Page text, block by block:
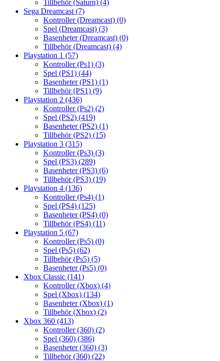
Tillbehör (Saturn) (4)
Sega Dreamcast (7)
Kontroller (Dreamcast) (0)
Spel (Dreamcast) (3)
Basenheter (Dreamcast) (0)
Tillbehör (Dreamcast) (4)
Playstation 1 (57)
Kontroller (Ps1) (3)
Spel (PS1) (44)
Basenheter (PS1) (1)
Tillbehör (PS1) (9)
Playstation 2 (436)
Kontroller (Ps2) (2)
Spel (PS2) (419)
Basenheter (PS2) (1)
Tillbehör (PS2) (15)
Playstation 3 (315)
Kontroller (Ps3) (3)
Spel (PS3) (289)
Basenheter (PS3) (6)
Tillbehör (PS3) (19)
Playstation 4 (136)
Kontroller (Ps4) (1)
Spel (PS4) (125)
Basenheter (PS4) (0)
Tillbehör (PS4) (11)
Playstation 5 (67)
Kontroller (Ps5) (0)
Spel (Ps5) (62)
Tillbehör (Ps5) (5)
Basenheter (Ps5) (0)
Xbox Classic (141)
Kontroller (Xbox) (4)
Spel (Xbox) (134)
Basenheter (Xbox) (1)
Tillbehör (Xbox) (2)
Xbox 360 (413)
Kontroller (360) (2)
Spel (360) (386)
Basenheter (360) (3)
Tillbehör (360) (22)